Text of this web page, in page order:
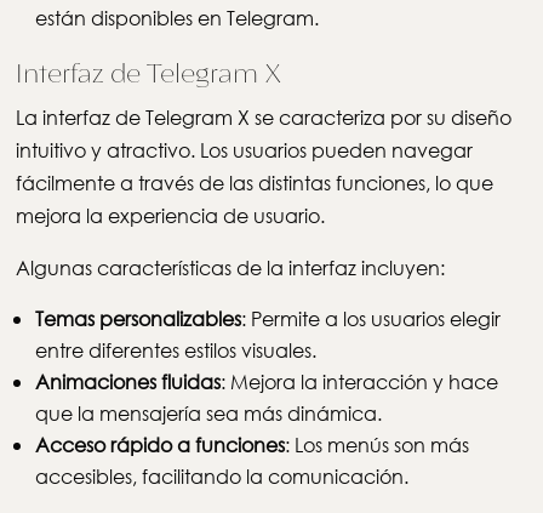
están disponibles en Telegram.
Interfaz de Telegram X
La interfaz de Telegram X se caracteriza por su diseño
intuitivo y atractivo. Los usuarios pueden navegar
fácilmente a través de las distintas funciones, lo que
mejora la experiencia de usuario.
Algunas características de la interfaz incluyen:
Temas personalizables: Permite a los usuarios elegir
entre diferentes estilos visuales.
Animaciones fluidas: Mejora la interacción y hace
que la mensajería sea más dinámica.
Acceso rápido a funciones: Los menús son más
accesibles, facilitando la comunicación.